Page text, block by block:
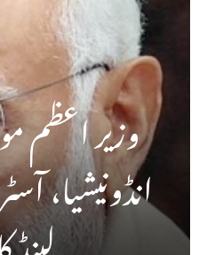
وزیر اعظم
انڈونیشیا،